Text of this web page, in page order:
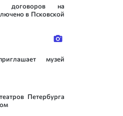
на
в Псковской
музей
Петербурга